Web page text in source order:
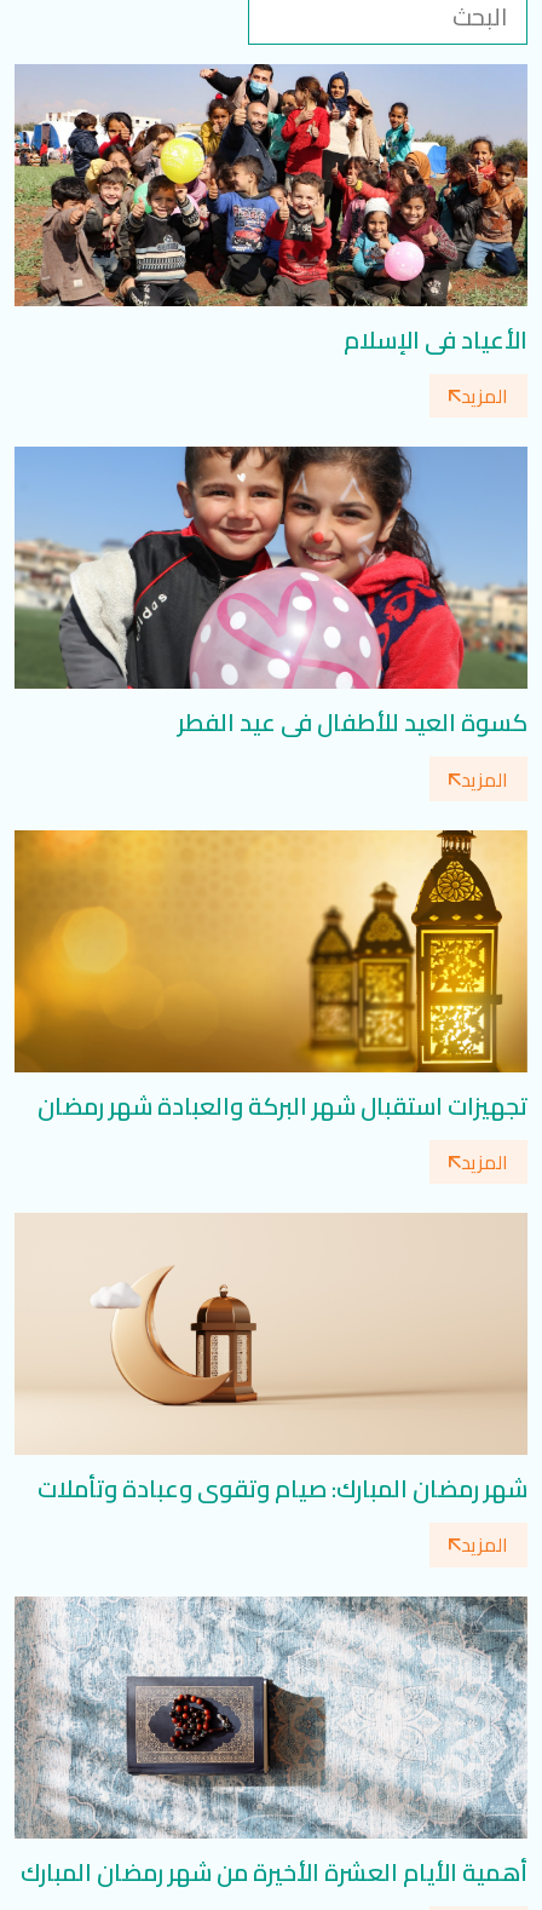
العربية
English
تابعنا
الأعياد في الإسلام
المزيد
كسوة العيد للأطفال في عيد الفطر
المزيد
تجهيزات استقبال شهر البركة والعبادة شهر رمضان
المزيد
شهر رمضان المبارك: صيام وتقوى وعبادة وتأملات
المزيد
أهمية الأيام العشرة الأخيرة من شهر رمضان المبارك